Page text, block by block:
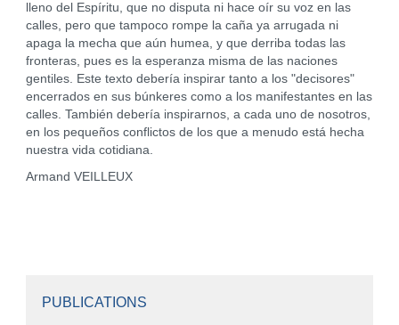
lleno del Espíritu, que no disputa ni hace oír su voz en las
calles, pero que tampoco rompe la caña ya arrugada ni
apaga la mecha que aún humea, y que derriba todas las
fronteras, pues es la esperanza misma de las naciones
gentiles. Este texto debería inspirar tanto a los "decisores"
encerrados en sus búnkeres como a los manifestantes en las
calles. También debería inspirarnos, a cada uno de nosotros,
en los pequeños conflictos de los que a menudo está hecha
nuestra vida cotidiana.
Armand VEILLEUX
PUBLICATIONS